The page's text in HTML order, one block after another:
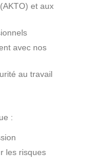
et aux
avec nos
au travail
:
les risques